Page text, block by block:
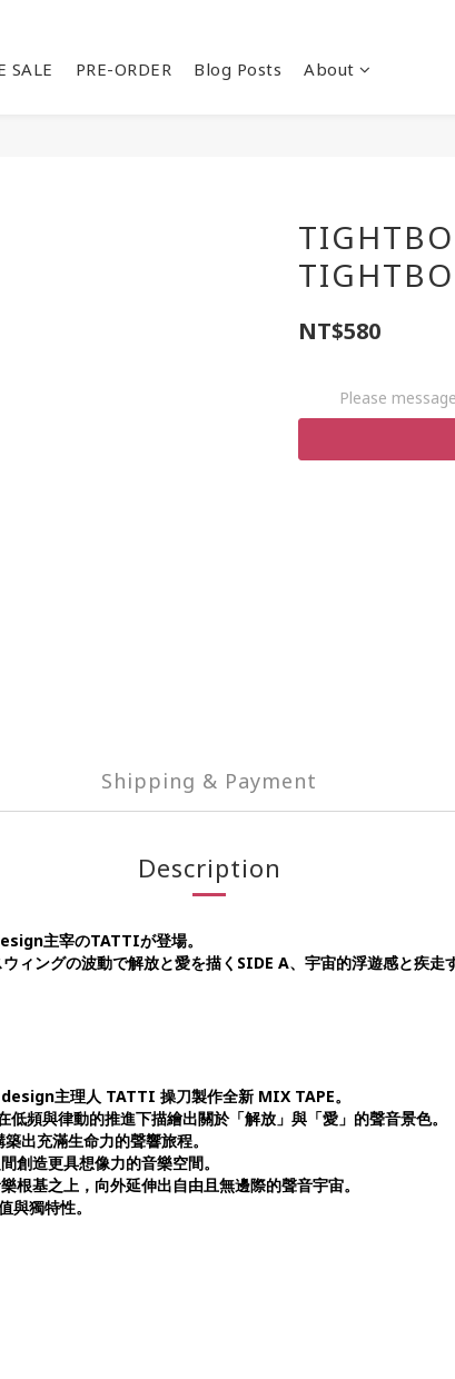
SALE PRE-ORDER Blog Posts About
NT$580
Please
Shipping & Payment
Description
主宰のTATTIが登場。
ングの波動で解放と愛を描くSIDE A、宇宙的浮遊感と疾走
主理人 TATTI 操刀製作全新 MIX TAPE。
頻與律動的推進下描繪出關於「解放」與「愛」的聲音景色。
出充滿生命力的聲響旅程。
造更具想像力的音樂空間。
基之上，向外延伸出自由且無邊際的聲音宇宙。
獨特性。